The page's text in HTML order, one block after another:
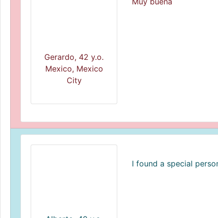
Gerardo, 42 y.o.
Mexico, Mexico
City
I found a special